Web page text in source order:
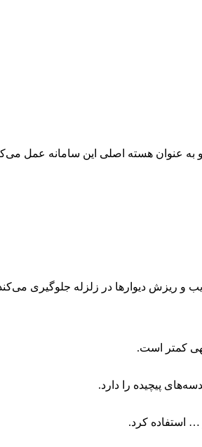
هسته اصلی این سامانه عمل
و ریزش دیوارها در زلزله جلوگیری
کمتر است.
پیچیده را دارد.
… استفاده کرد.